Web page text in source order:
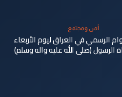
أمن ومجتمع
الرسمي في العراق ليوم الأربعاء
الرسول (صلى الله عليه واله وسلم)